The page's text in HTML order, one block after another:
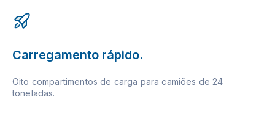
Carregamento rápido.
Oito compartimentos de carga para camiões de 24
toneladas.